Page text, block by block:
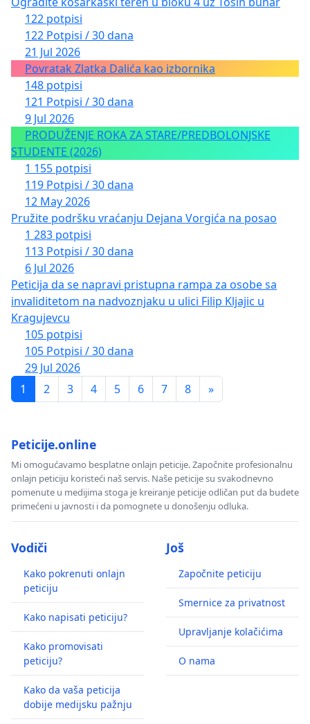
122 potpisi
122 Potpisi / 30 dana
21 Jul 2026
Povratak Zlatka Dalića kao izbornika
148 potpisi
121 Potpisi / 30 dana
9 Jul 2026
PRODUŽENJE ROKA ZA STARE/PREDBOLONJSKE
STUDENTE (2026)
1 155 potpisi
119 Potpisi / 30 dana
12 May 2026
Pružite podršku vraćanju Dejana Vorgića na posao
1 283 potpisi
113 Potpisi / 30 dana
6 Jul 2026
Peticija da se napravi pristupna rampa za osobe sa
invaliditetom na nadvoznjaku u ulici Filip Kljajic u
Kragujevcu
105 potpisi
105 Potpisi / 30 dana
29 Jul 2026
1
2 3 4 5 6 7 8 »
Peticije.online
Mi omogućavamo besplatne onlajn peticije. Započnite profesionalnu
onlajn peticiju koristeći naš servis. Naše peticije su svakodnevno
pomenute u medijima stoga je kreiranje peticije odličan put da budete
primećeni u javnosti i da pomognete u donošenju odluka.
Vodiči
Kako pokrenuti onlajn
peticiju
Kako napisati peticiju?
Kako promovisati
peticiju?
Kako da vaša peticija
dobije medijsku pažnju
Još
Započnite peticiju
Smernice za privatnost
Upravljanje kolačićima
O nama